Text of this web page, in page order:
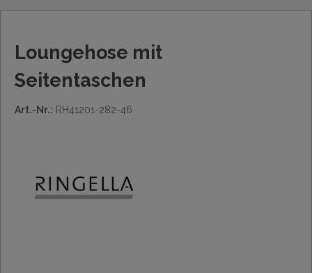
Loungehose mit
Seitentaschen
Art.-Nr.: RH41201-282-46